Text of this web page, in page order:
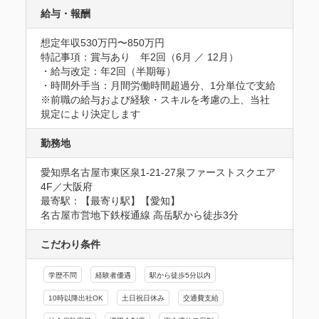
給与・報酬
想定年収530万円〜850万円
特記事項：賞与あり　年2回（6月 ／ 12月）
・給与改定：年2回（半期毎）
・時間外手当：月間労働時間超過分、1分単位で支給
※前職の給与および経験・スキルを考慮の上、当社
規定により決定します
勤務地
愛知県名古屋市東区泉1-21-27泉ファーストスクエア
4F／大阪府
最寄駅：【最寄り駅】【愛知】
名古屋市営地下鉄桜通線 高岳駅から徒歩3分
こだわり条件
学歴不問 経験者優遇 駅から徒歩5分以内
10時以降出社OK 土日祝日休み 交通費支給